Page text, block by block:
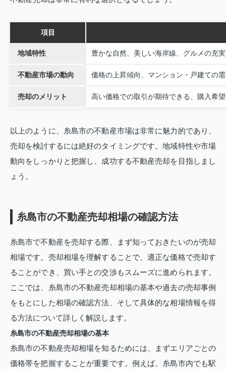
項目
地域特性 豊かな自然、美しい海岸線、グルメの充実
不動産市場の動向 価格の上昇傾向、マンション・戸建ての
売却のメリット 高い価格での取引が期待できる、購入希
以上のように、糸島市の不動産市場は非常に魅力的であり、
売却を検討するには絶好のタイミングです。地域特性や市場
動向をしっかりと把握し、成功する不動産売却を目指しまし
ょう。
糸島市の不動産売却相場の確認方法
糸島市で不動産を売却する際、まず知っておきたいのが売却
相場です。売却相場を理解することで、適正な価格で売却す
ることができ、買い手との交渉もスムーズに進められます。
ここでは、糸島市の不動産売却相場の基本や過去の売却事例
をもとにした相場の確認方法、そして具体的な相場情報を得
る方法について詳しく解説します。
糸島市の不動産売却相場の基本
糸島市の不動産売却相場を知るためには、まずエリアごとの
価格帯を把握することが重要です。例えば、糸島市内でも駅